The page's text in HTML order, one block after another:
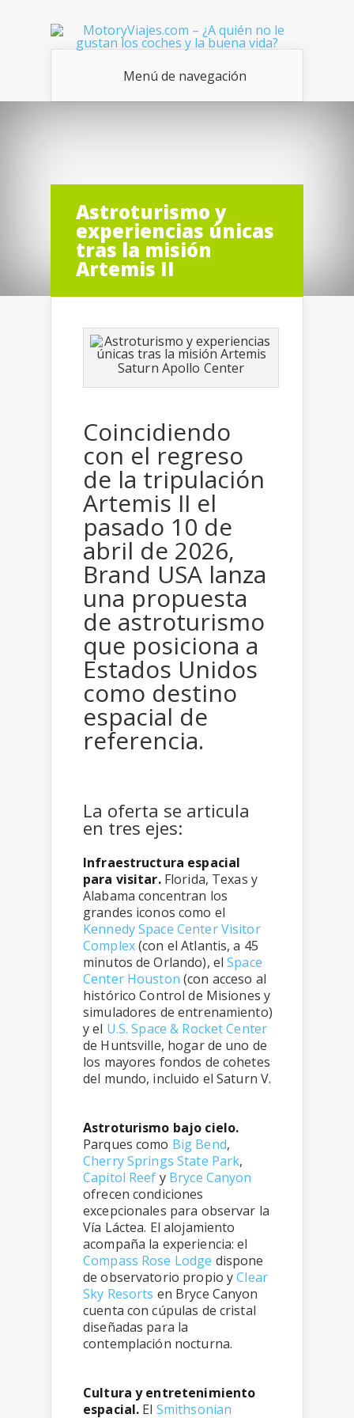
Menú de navegación
Astroturismo y
experiencias únicas
tras la misión
Artemis II
Saturn Apollo Center
Coincidiendo
con el regreso
de la tripulación
Artemis II el
pasado 10 de
abril de 2026,
Brand USA lanza
una propuesta
de astroturismo
que posiciona a
Estados Unidos
como destino
espacial de
referencia.
La oferta se articula
en tres ejes:
Infraestructura espacial
para visitar.Florida, Texas y
Alabama concentran los
grandes iconos como el
Kennedy Space Center Visitor
Complex(con el Atlantis, a 45
minutos de Orlando), elSpace
Center Houston (con acceso al
histórico Control de Misiones y
simuladores de entrenamiento)
y el U.S. Space & Rocket Center
de Huntsville, hogar de uno de
los mayores fondos de cohetes
del mundo, incluido el Saturn V.
Astroturismo bajo cielo.
Parques como Big Bend,
Cherry Springs State Park,
Capitol Reef y Bryce Canyon
ofrecen condiciones
excepcionales para observar la
Vía Láctea. El alojamiento
acompaña la experiencia: el
Compass Rose Lodge dispone
de observatorio propio yClear
Sky Resorts en Bryce Canyon
cuenta con cúpulas de cristal
diseñadas para la
contemplación nocturna.
Cultura y entretenimiento
espacial. El Smithsonian